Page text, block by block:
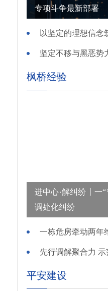
专项斗争最新部署
枫桥经验
进中心·解纠纷丨一
调处化纠纷
先行调解聚合力
平安建设